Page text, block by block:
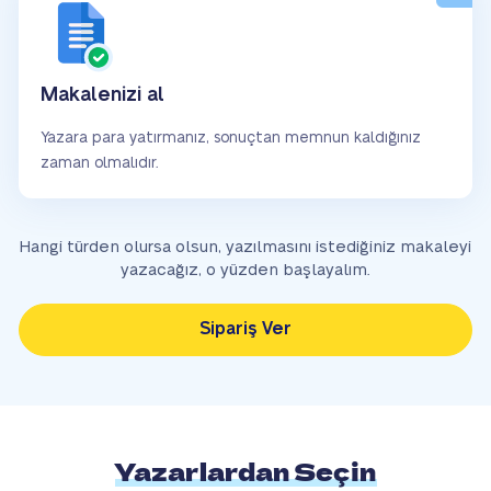
Makalenizi al
Yazara para yatırmanız, sonuçtan memnun kaldığınız
zaman olmalıdır.
Hangi türden olursa olsun, yazılmasını istediğiniz makaleyi
yazacağız, o yüzden başlayalım.
Sipariş Ver
Yazarlardan Seçin